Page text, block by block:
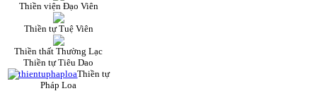
Thiền viện Đạo Viên
Thiền tự Tuệ Viên
Thiền thất Thường Lạc
Thiền tự Tiêu Dao
Thiền tự
Pháp Loa